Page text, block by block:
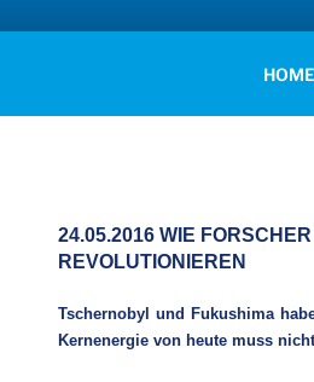
AFD
Unsere Politik für HOME
24.05.2016 WIE
REVOLUTIONIEREN
Tschernobyl und Fukushima
Kernenergie von heute muss